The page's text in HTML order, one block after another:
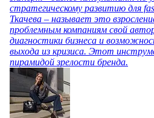
стратегическому развитию для
Ткачева – называет это
проблемным компаниям свой
диагностики бизнеса и
выхода из кризиса. Этот
пирамидой зрелости бренда.